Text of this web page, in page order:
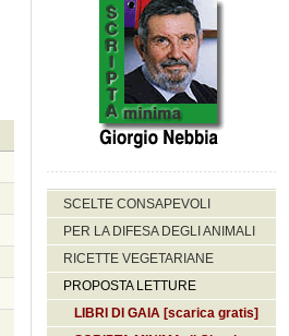
SCELTE CONSAPEVOLI
PER LA DIFESA DEGLI ANIMALI
RICETTE VEGETARIANE
PROPOSTA LETTURE
LIBRI DI GAIA [scarica gratis]